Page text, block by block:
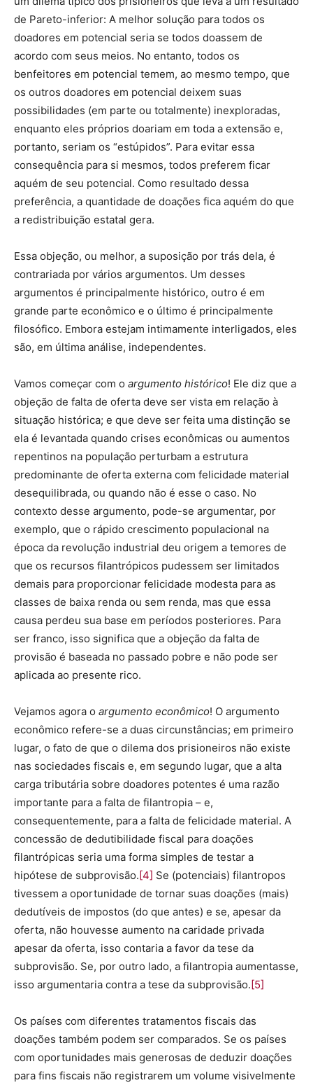
de Pareto-inferior: A melhor solução para todos os
doadores em potencial seria se todos doassem de
acordo com seus meios. No entanto, todos os
benfeitores em potencial temem, ao mesmo tempo, que
os outros doadores em potencial deixem suas
possibilidades (em parte ou totalmente) inexploradas,
enquanto eles próprios doariam em toda a extensão e,
portanto, seriam os “estúpidos”. Para evitar essa
consequência para si mesmos, todos preferem ficar
aquém de seu potencial. Como resultado dessa
preferência, a quantidade de doações fica aquém do que
a redistribuição estatal gera.
Essa objeção, ou melhor, a suposição por trás dela, é
contrariada por vários argumentos. Um desses
argumentos é principalmente histórico, outro é em
grande parte econômico e o último é principalmente
filosófico. Embora estejam intimamente interligados, eles
são, em última análise, independentes.
Vamos começar com o argumento histórico! Ele diz que a
objeção de falta de oferta deve ser vista em relação à
situação histórica; e que deve ser feita uma distinção se
ela é levantada quando crises econômicas ou aumentos
repentinos na população perturbam a estrutura
predominante de oferta externa com felicidade material
desequilibrada, ou quando não é esse o caso. No
contexto desse argumento, pode-se argumentar, por
exemplo, que o rápido crescimento populacional na
época da revolução industrial deu origem a temores de
que os recursos filantrópicos pudessem ser limitados
demais para proporcionar felicidade modesta para as
classes de baixa renda ou sem renda, mas que essa
causa perdeu sua base em períodos posteriores. Para
ser franco, isso significa que a objeção da falta de
provisão é baseada no passado pobre e não pode ser
aplicada ao presente rico.
Vejamos agora o argumento econômico! O argumento
econômico refere-se a duas circunstâncias; em primeiro
lugar, o fato de que o dilema dos prisioneiros não existe
nas sociedades fiscais e, em segundo lugar, que a alta
carga tributária sobre doadores potentes é uma razão
importante para a falta de filantropia – e,
consequentemente, para a falta de felicidade material. A
concessão de dedutibilidade fiscal para doações
filantrópicas seria uma forma simples de testar a
hipótese de subprovisão.[4] Se (potenciais) filantropos
tivessem a oportunidade de tornar suas doações (mais)
dedutíveis de impostos (do que antes) e se, apesar da
oferta, não houvesse aumento na caridade privada
apesar da oferta, isso contaria a favor da tese da
subprovisão. Se, por outro lado, a filantropia aumentasse,
isso argumentaria contra a tese da subprovisão.[5]
Os países com diferentes tratamentos fiscais das
doações também podem ser comparados. Se os países
com oportunidades mais generosas de deduzir doações
para fins fiscais não registrarem um volume visivelmente